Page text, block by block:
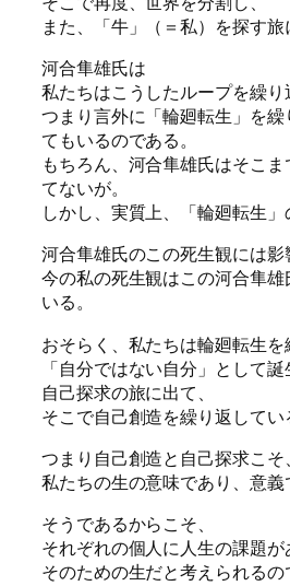
また、「牛」（＝私）を探す旅
河合隼雄氏は
私たちはこうしたループを繰り
つまり言外に「輪廻転生」を
てもいるのである。
もちろん、河合隼雄氏はそこ
てないが。
しかし、実質上、「輪廻転生」
河合隼雄氏のこの死生観には影
今の私の死生観はこの河合隼
いる。
おそらく、私たちは輪廻転生を
「自分ではない自分」として誕
自己探求の旅に出て、
そこで自己創造を繰り返してい
つまり自己創造と自己探求こそ、
私たちの生の意味であり、意義
そうであるからこそ、
それぞれの個人に人生の課題が
そのための生だと考えられるの